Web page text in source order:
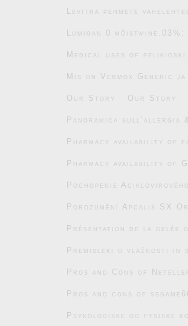
Levitra pehmete
Lumigan 0
Medical uses of
Mis on Vermox Generic
Our Story Our Story
Panoramica
Pharmacy availability of
Pharmacy availability of
Pochopenie
Porozumění Apcalis SX
Présentation de la gelée
Premisleki o vlažnosti in
Pros and Cons of
Pros and cons of
Psykologiske og fysiske